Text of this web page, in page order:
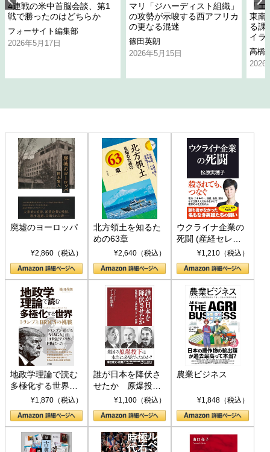
4連戦の米中首脳会談、第1
戦で勝ったのはどちらか
フォーサイト編集部
2026年5月17日
マリ「ジハーディスト組織」
の攻勢が示唆する西アフリカ
の更なる混迷
篠田英朗
2026年5月15日
「
東南
る課
イラ
高橋
2026
廃墟のヨーロッパ
¥2,860（税込）
北方領土を知るた
めの63章
¥2,640（税込）
ウクライナ企業の
死闘 (産経セレク
ト S 039)¥1,210（税込）
地政学理論で読む
多極化する世界：
トランプとBRICS
の挑戦
¥1,870（税込）
誰が日本を降伏さ
せたか 原爆投
下、ソ連参戦、そ
して聖断 (PHP新
書)
¥1,100（税込）
農業ビジネス
¥1,848（税込）